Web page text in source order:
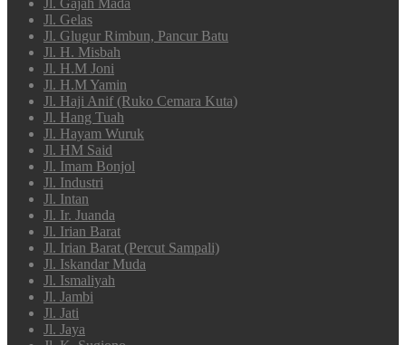
Jl. Gajah Mada
Jl. Gelas
Jl. Glugur Rimbun, Pancur Batu
Jl. H. Misbah
Jl. H.M Joni
Jl. H.M Yamin
Jl. Haji Anif (Ruko Cemara Kuta)
Jl. Hang Tuah
Jl. Hayam Wuruk
Jl. HM Said
Jl. Imam Bonjol
Jl. Industri
Jl. Intan
Jl. Ir. Juanda
Jl. Irian Barat
Jl. Irian Barat (Percut Sampali)
Jl. Iskandar Muda
Jl. Ismaliyah
Jl. Jambi
Jl. Jati
Jl. Jaya